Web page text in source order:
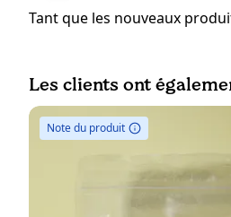
Tant que les nouveaux
Les clients ont
Note du produit